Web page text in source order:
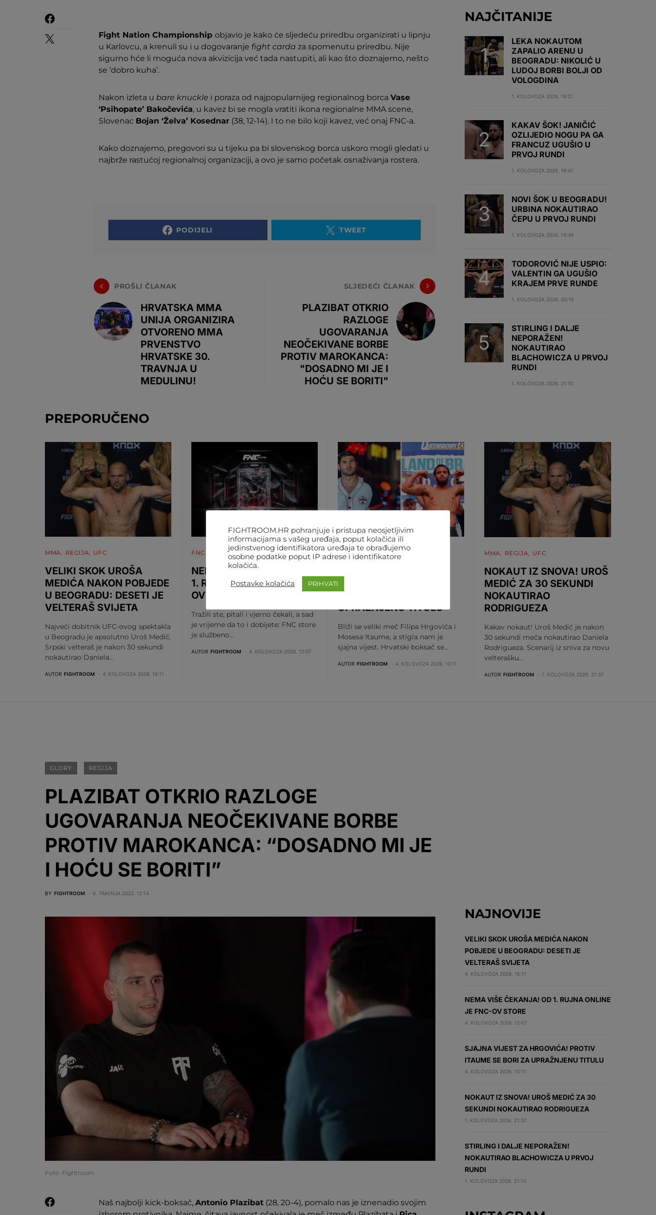
Fight Nation Championship objavio je kako će sljedeću priredbu organizirati u lipnju
u Karlovcu, a krenuli su i u dogovaranje fight carda za spomenutu priredbu. Nije
sigurno hće li moguća nova akvizicija već tada nastupiti, ali kao što doznajemo, nešto
se ‘dobro kuha’.
Nakon izleta u bare knuckle i poraza od najpopularnijeg regionalnog borca Vase
‘Psihopate’ Bakočevića, u kavez bi se mogla vratiti ikona regionalne MMA scene,
Slovenac Bojan ‘Želva’ Kosednar (38, 12-14). I to ne bilo koji kavez, već onaj FNC-a.
Kako doznajemo, pregovori su u tijeku pa bi slovenskog borca uskoro mogli gledati u
najbrže rastućoj regionalnoj organizaciji, a ovo je samo početak osnaživanja rostera.
PODIJELI TWEET
PROŠLI ČLANAK
HRVATSKA MMA
UNIJA ORGANIZIRA
OTVORENO MMA
PRVENSTVO
HRVATSKE 30.
TRAVNJA U
MEDULINU!
SLJEDEĆI ČLANAK
PLAZIBAT OTKRIO
RAZLOGE
UGOVARANJA
NEOČEKIVANE BORBE
PROTIV MAROKANCA:
"DOSADNO MI JE I
HOĆU SE BORITI"
NAJČITANIJE
LEKA NOKAUTOM
ZAPALIO ARENU U
BEOGRADU: NIKOLIĆ U
LUDOJ BORBI BOLJI OD
VOLOGDINA
1. KOLOVOZA 2026. 18:21
KAKAV ŠOK! JANIČIĆ
OZLIJEDIO NOGU PA GA
FRANCUZ UGUŠIO U
PRVOJ RUNDI
1. KOLOVOZA 2026. 19:41
NOVI ŠOK U BEOGRADU!
URBINA NOKAUTIRAO
ČEPU U PRVOJ RUNDI
1. KOLOVOZA 2026. 19:49
TODOROVIĆ NIJE USPIO:
VALENTIN GA UGUŠIO
KRAJEM PRVE RUNDE
1. KOLOVOZA 2026. 20:19
STIRLING I DALJE
NEPORAŽEN!
NOKAUTIRAO
BLACHOWICZA U PRVOJ
RUNDI
1. KOLOVOZA 2026. 21:10
PREPORUČENO
MMA REGIJA UFC
VELIKI SKOK UROŠA
MEDIĆA NAKON POBJEDE
U BEOGRADU: DESETI JE
VELTERAŠ SVIJETA
Najveći dobitnik UFC-ovog spektakla
u Beogradu je apsolutno Uroš Medić.
Srpski velteraš je nakon 30 sekundi
nokautirao Daniela…
AUTOR FIGHTROOM 4. KOLOVOZA 2026. 16:11
FNC REGIJA SVIJET
NEMA VIŠE ČEKANJA! OD
1. RUJNA ONLINE JE FNC-
OV STORE
Tražili ste, pitali i vjerno čekali, a sad
je vrijeme da to i dobijete: FNC store
je službeno…
AUTOR FIGHTROOM 4. KOLOVOZA 2026. 12:07
BOKS REGIJA
ITAUME SE BORI ZA
UPRAŽNJENU TITULU
Bliži se veliki meč Filipa Hrgovića i
Mosesa Itaume, a stigla nam je
sjajna vijest. Hrvatski boksač se…
AUTOR FIGHTROOM 4. KOLOVOZA 2026. 10:11
MMA REGIJA UFC
NOKAUT IZ SNOVA! UROŠ
MEDIĆ ZA 30 SEKUNDI
NOKAUTIRAO
RODRIGUEZA
Kakav nokaut! Uroš Medić je nakon
30 sekundi meča nokautirao Daniela
Rodrigueza. Scenarij iz sniva za novu
velterašku…
AUTOR FIGHTROOM 1. KOLOVOZA 2026. 21:37
GLORY REGIJA
PLAZIBAT OTKRIO RAZLOGE
UGOVARANJA NEOČEKIVANE BORBE
PROTIV MAROKANCA: “DOSADNO MI JE
I HOĆU SE BORITI”
BY FIGHTROOM 8. TRAVNJA 2022. 12:14
Foto: Fightroom
Naš najbolji kick-boksač, Antonio Plazibat (28, 20-4), pomalo nas je iznenadio svojim
NAJNOVIJE
VELIKI SKOK UROŠA MEDIĆA NAKON
POBJEDE U BEOGRADU: DESETI JE
VELTERAŠ SVIJETA
4. KOLOVOZA 2026. 16:11
NEMA VIŠE ČEKANJA! OD 1. RUJNA ONLINE
JE FNC-OV STORE
4. KOLOVOZA 2026. 12:07
SJAJNA VIJEST ZA HRGOVIĆA! PROTIV
ITAUME SE BORI ZA UPRAŽNJENU TITULU
4. KOLOVOZA 2026. 10:11
NOKAUT IZ SNOVA! UROŠ MEDIĆ ZA 30
SEKUNDI NOKAUTIRAO RODRIGUEZA
1. KOLOVOZA 2026. 21:37
STIRLING I DALJE NEPORAŽEN!
NOKAUTIRAO BLACHOWICZA U PRVOJ
RUNDI
1. KOLOVOZA 2026. 21:10
FIGHTROOM.HR pohranjuje i pristupa neosjetljivim
informacijama s vašeg uređaja, poput kolačića ili
jedinstvenog identifikatora uređaja te obrađujemo
osobne podatke poput IP adrese i identifikatore
kolačića.
Postavke kolačića PRIHVATI